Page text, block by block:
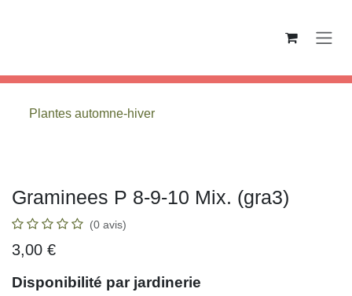
Plantes automne-hiver
Graminees P 8-9-10 Mix. (gra3)
(0 avis)
3,00 €
Disponibilité par jardinerie